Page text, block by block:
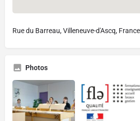
Rue du Barreau, Villeneuve-d'Ascq, France
Photos